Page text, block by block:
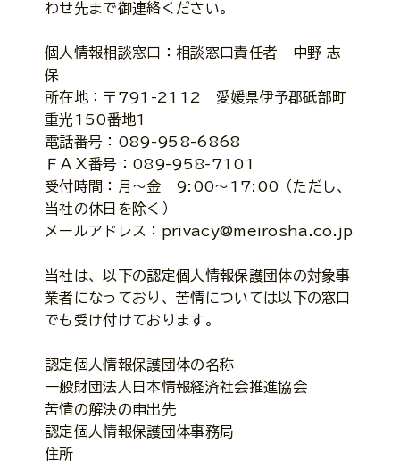
わせ先まで御連絡ください。
個人情報相談窓口：相談窓口責任者 中野 志
保
所在地：〒791-2112 愛媛県伊予郡砥部町
重光150番地1
電話番号：089-958-6868
ＦＡＸ番号：089-958-7101
受付時間：月～金 9:00～17:00（ただし、
当社の休日を除く）
メールアドレス：privacy@meirosha.co.jp
当社は、以下の認定個人情報保護団体の対象事
業者になっており、苦情については以下の窓口
でも受け付けております。
認定個人情報保護団体の名称
一般財団法人日本情報経済社会推進協会
苦情の解決の申出先
認定個人情報保護団体事務局
住所